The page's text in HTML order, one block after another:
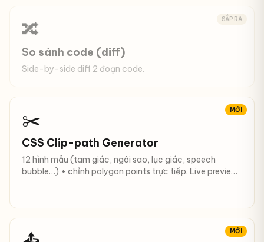
SẮP RA
🔀
So sánh code (diff)
Side-by-side diff 2 đoạn code.
MỚI
✂️
CSS Clip-path Generator
12 hình mẫu (tam giác, ngôi sao, lục giác, speech
bubble…) + chỉnh polygon points trực tiếp. Live preview,
MỚI